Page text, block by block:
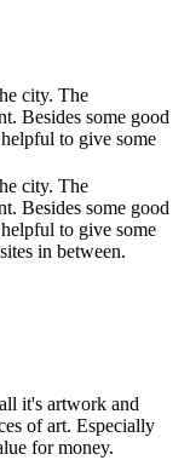
city. The
Besides some good
to give some
city. The
Besides some good
to give some
in between.
it's artwork and
of art. Especially
for money.